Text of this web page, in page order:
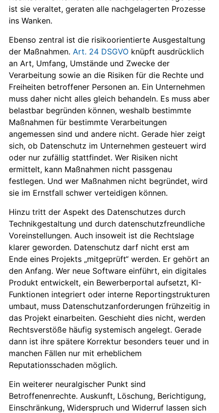
ist sie veraltet, geraten alle nachgelagerten Prozesse
ins Wanken.
Ebenso zentral ist die risikoorientierte Ausgestaltung
der Maßnahmen. Art. 24 DSGVO knüpft ausdrücklich
an Art, Umfang, Umstände und Zwecke der
Verarbeitung sowie an die Risiken für die Rechte und
Freiheiten betroffener Personen an. Ein Unternehmen
muss daher nicht alles gleich behandeln. Es muss aber
belastbar begründen können, weshalb bestimmte
Maßnahmen für bestimmte Verarbeitungen
angemessen sind und andere nicht. Gerade hier zeigt
sich, ob Datenschutz im Unternehmen gesteuert wird
oder nur zufällig stattfindet. Wer Risiken nicht
ermittelt, kann Maßnahmen nicht passgenau
festlegen. Und wer Maßnahmen nicht begründet, wird
sie im Ernstfall schwer verteidigen können.
Hinzu tritt der Aspekt des Datenschutzes durch
Technikgestaltung und durch datenschutzfreundliche
Voreinstellungen. Auch insoweit ist die Rechtslage
klarer geworden. Datenschutz darf nicht erst am
Ende eines Projekts „mitgeprüft“ werden. Er gehört an
den Anfang. Wer neue Software einführt, ein digitales
Produkt entwickelt, ein Bewerberportal aufsetzt, KI-
Funktionen integriert oder interne Reportingstrukturen
umbaut, muss Datenschutzanforderungen frühzeitig in
das Projekt einarbeiten. Geschieht dies nicht, werden
Rechtsverstöße häufig systemisch angelegt. Gerade
dann ist ihre spätere Korrektur besonders teuer und in
manchen Fällen nur mit erheblichem
Reputationsschaden möglich.
Ein weiterer neuralgischer Punkt sind
Betroffenenrechte. Auskunft, Löschung, Berichtigung,
Einschränkung, Widerspruch und Widerruf lassen sich